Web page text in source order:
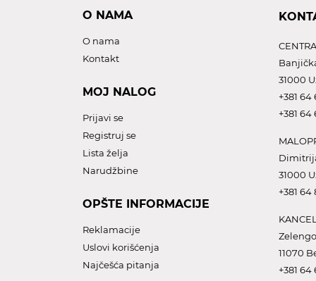
O NAMA
O nama
Kontakt
MOJ NALOG
Prijavi se
Registruj se
Lista želja
Narudžbine
OPŠTE INFORMACIJE
Reklamacije
Uslovi korišćenja
Najčešća pitanja
31000
+381 64
+381 64
31000
+381 64
11070
+381 64